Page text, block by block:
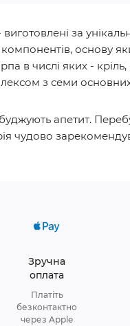
за
основу
в числі яких - кріль,
з семи
апетит.
чудово
Зручна
оплата
Платіть
безконтактно
через Apple